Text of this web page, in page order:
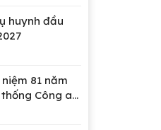
huynh đầu
81 năm
Công an
Nam